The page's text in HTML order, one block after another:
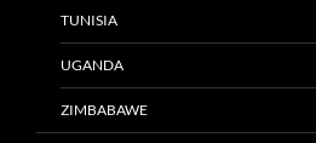
TUNISIA
UGANDA
ZIMBABAWE